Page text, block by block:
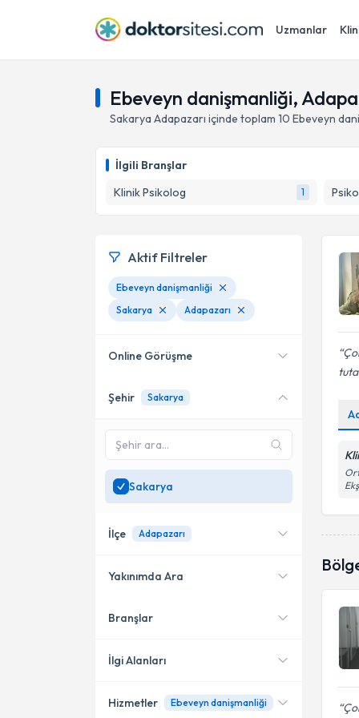
Uzmanlar
Ebeveyn danişmanliği,
Sakarya Adapazarı içinde toplam 10 Ebeveyn
İlgili Branşlar
Klinik Psikolog
1
Aktif Filtreler
Ebeveyn danişmanliği
Sakarya
Adapazarı
Online Görüşme
Online danışmanlık sunan
SadeceSakarya
bölgesinde uzman ara
Şehir Sakarya
Sakarya
İlçe Adapazarı
Serdivan
Adapazarı
Yakınımda Ara
Konumuma yakın uzmanları
Branşlar
Klinik Psikolog
İlgi Alanları
Hizmetler Ebeveyn danişmanliği